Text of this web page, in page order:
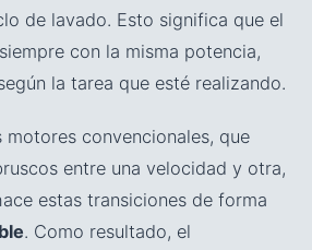
de lavado. Esto significa que el
con la misma potencia,
la tarea que esté realizando.
convencionales, que
entre una velocidad y otra,
estas transiciones de forma
. Como resultado, el